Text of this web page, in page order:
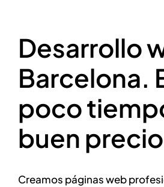
Desarrollo
Barcelona.
poco
buen
Creamos páginas web